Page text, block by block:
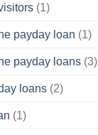
(1)
payday loan (1)
payday loans (3)
loans (2)
(1)